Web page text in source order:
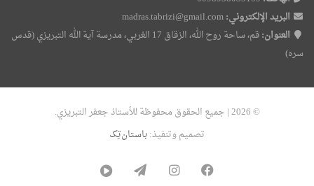
البريد الإلكتروني:
العنوان:
قم، ساحة روح الله، الزقاق 17 الغربي، مدرسة آية الله التبريزي (قدس
سره)
© 2026 | جميع الحقوق محفوظة للأستاذ جعفر التبريزي.
تصميم وتنفيذ:باستان‌تِک
فیسبوکاینستاگرامتلگرامآپارات